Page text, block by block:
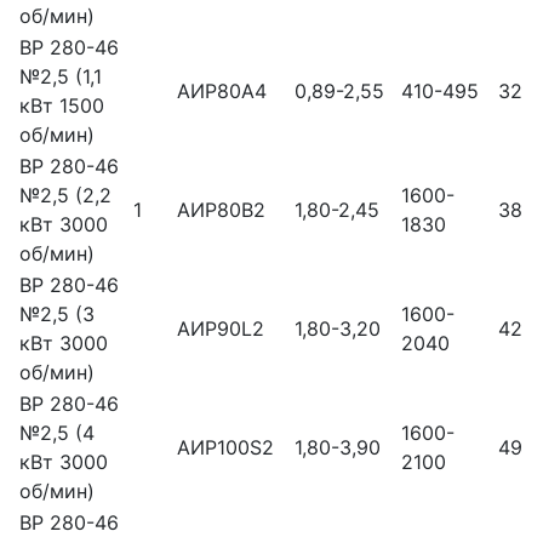
1
об/мин)
ВР 280-46
№2,5 (1,1
кВт 1500
об/мин)
АИР80А4 0,89-2,55 410-495 32
ВР 280-46
№2,5 (2,2
кВт 3000
об/мин)
АИР80В2 1,80-2,45
1600-
1830
38
ВР 280-46
№2,5 (3
кВт 3000
об/мин)
АИР90L2 1,80-3,20
1600-
2040
42
ВР 280-46
№2,5 (4
кВт 3000
об/мин)
АИР100S2 1,80-3,90
1600-
2100
49
ВР 280-46